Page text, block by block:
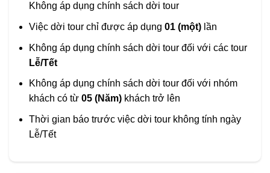
Không áp dụng chính sách dời tour
Việc dời tour chỉ được áp dụng 01 (một)lần
Không áp dụng chính sách dời tour đối với các tour
Lễ/Tết
Không áp dụng chính sách dời tour đối với nhóm
khách có từ 05 (Năm)khách trở lên
Thời gian báo trước việc dời tour không tính ngày
Lễ/Tết